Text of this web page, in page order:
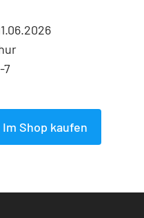
7
Im Shop kaufen